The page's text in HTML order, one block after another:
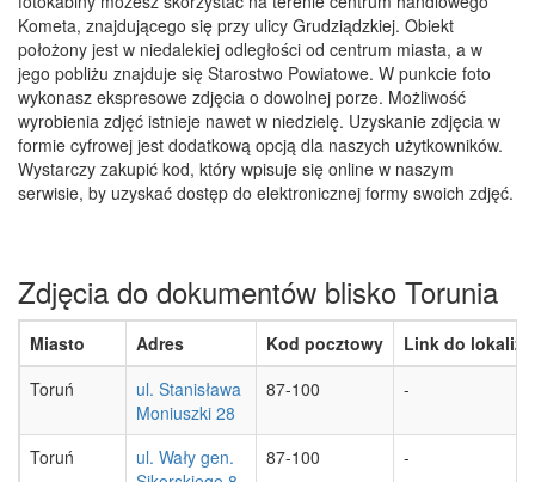
Kometa, znajdującego się przy ulicy Grudziądzkiej. Obiekt
położony jest w niedalekiej odległości od centrum miasta, a w
jego pobliżu znajduje się Starostwo Powiatowe. W punkcie foto
wykonasz ekspresowe zdjęcia o dowolnej porze. Możliwość
wyrobienia zdjęć istnieje nawet w niedzielę. Uzyskanie zdjęcia w
formie cyfrowej jest dodatkową opcją dla naszych użytkowników.
Wystarczy zakupić kod, który wpisuje się online w naszym
serwisie, by uzyskać dostęp do elektronicznej formy swoich zdjęć.
Zdjęcia do dokumentów blisko Torunia
Miasto Adres Kod pocztowy
Link do
Toruń
ul. Stanisława
Moniuszki 28
87-100 -
Toruń
ul. Wały gen.
87-100 -